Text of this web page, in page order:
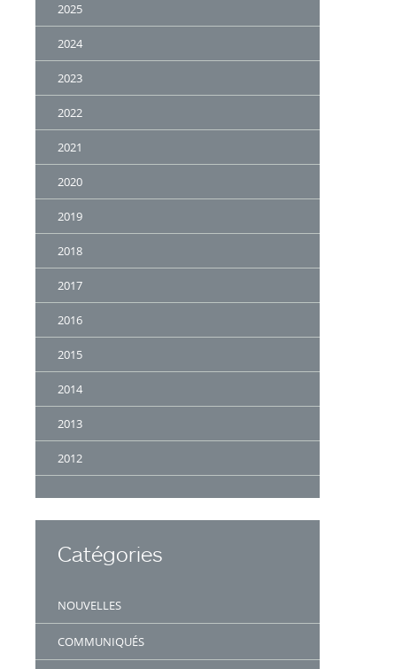
2025
2024
2023
2022
2021
2020
2019
2018
2017
2016
2015
2014
2013
2012
Catégories
NOUVELLES
COMMUNIQUÉS